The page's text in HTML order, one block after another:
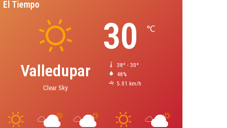
El Tiempo
Valledupar
Clear Sky
30 ℃
38º - 30º
48%
5.01 km/h